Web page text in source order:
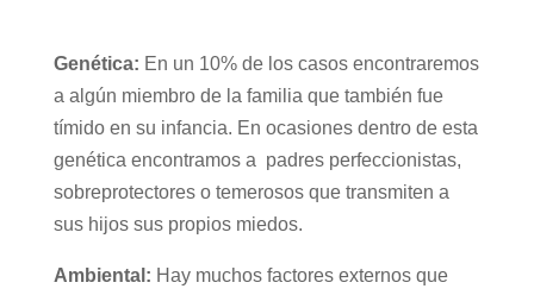
Genética: En un 10% de los casos encontraremos
a algún miembro de la familia que también fue
tímido en su infancia. En ocasiones dentro de esta
genética encontramos a padres perfeccionistas,
sobreprotectores o temerosos que transmiten a
sus hijos sus propios miedos.
Ambiental: Hay muchos factores externos que